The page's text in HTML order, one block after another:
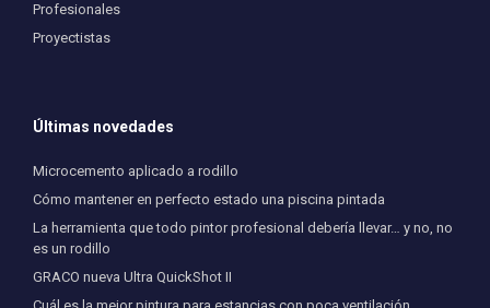
Profesionales
Proyectistas
Últimas novedades
Microcemento aplicado a rodillo
Cómo mantener en perfecto estado una piscina pintada
La herramienta que todo pintor profesional debería llevar… y no, no
es un rodillo
GRACO nueva Ultra QuickShot II